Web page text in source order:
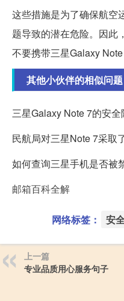
这些措施是为了确保航空
题导致的潜在危险。因此
不要携带三星Galaxy
其他小伙伴的相似问题
三星Galaxy Note 7的安全
民航局对三星Note 7采取
如何查询三星手机是否被
邮箱百科全解
网络标签： 安
上一篇
专业品质用心服务句子